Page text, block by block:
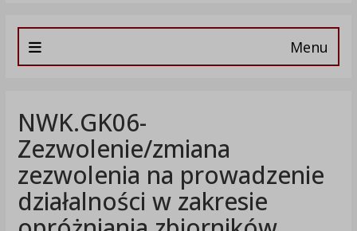
Menu
NWK.GK06-
Zezwolenie/zmiana
zezwolenia na prowadzenie
działalności w zakresie